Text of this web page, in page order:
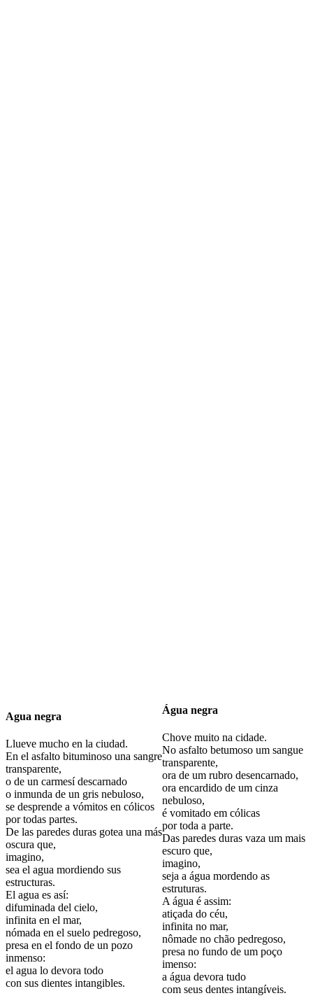
Agua negra
Llueve mucho en la ciudad.
En el asfalto bituminoso una sangre
transparente,
o de un carmesí descarnado
o inmunda de un gris nebuloso,
se desprende a vómitos en cólicos
por todas partes.
De las paredes duras gotea una más
oscura que,
imagino,
sea el agua mordiendo sus
estructuras.
El agua es así:
difuminada del cielo,
infinita en el mar,
nómada en el suelo pedregoso,
presa en el fondo de un pozo
inmenso:
el agua lo devora todo
con sus dientes intangibles.
Água negra
Chove muito na cidade.
No asfalto betumoso um sangue
transparente,
ora de um rubro desencarnado,
ora encardido de um cinza
nebuloso,
é vomitado em cólicas
por toda a parte.
Das paredes duras vaza um mais
escuro que,
imagino,
seja a água mordendo as
estruturas.
A água é assim:
atiçada do céu,
infinita no mar,
nômade no chão pedregoso,
presa no fundo de um poço
imenso:
a água devora tudo
com seus dentes intangíveis.